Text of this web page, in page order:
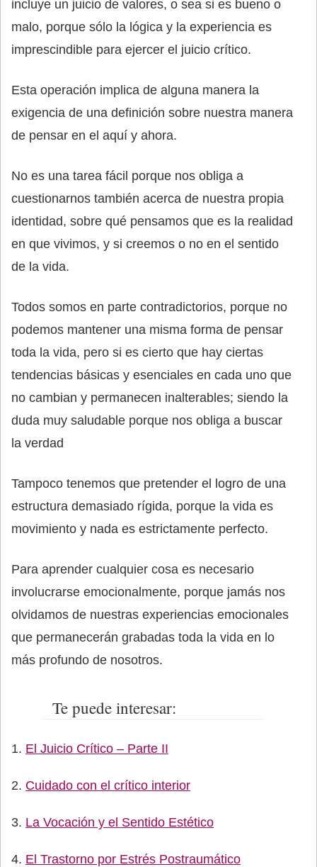
incluye un juicio de valores, o sea si es bueno o
malo, porque sólo la lógica y la experiencia es
imprescindible para ejercer el juicio crítico.
Esta operación implica de alguna manera la
exigencia de una definición sobre nuestra manera
de pensar en el aquí y ahora.
No es una tarea fácil porque nos obliga a
cuestionarnos también acerca de nuestra propia
identidad, sobre qué pensamos que es la realidad
en que vivimos, y si creemos o no en el sentido
de la vida.
Todos somos en parte contradictorios, porque no
podemos mantener una misma forma de pensar
toda la vida, pero si es cierto que hay ciertas
tendencias básicas y esenciales en cada uno que
no cambian y permanecen inalterables; siendo la
duda muy saludable porque nos obliga a buscar
la verdad
Tampoco tenemos que pretender el logro de una
estructura demasiado rígida, porque la vida es
movimiento y nada es estrictamente perfecto.
Para aprender cualquier cosa es necesario
involucrarse emocionalmente, porque jamás nos
olvidamos de nuestras experiencias emocionales
que permanecerán grabadas toda la vida en lo
más profundo de nosotros.
Te puede interesar:
El Juicio Crítico – Parte II
Cuidado con el crítico interior
La Vocación y el Sentido Estético
El Trastorno por Estrés Postraumático